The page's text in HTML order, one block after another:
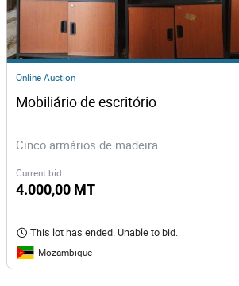
Online Auction
Mobiliário de escritório
Cinco armários de madeira
Current bid
4.000,00 MT
This lot has ended. Unable to bid.
Mozambique